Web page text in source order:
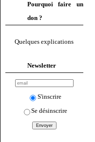
Pourquoi faire un
don ?
Quelques explications
Newsletter
S'inscrire
Se désinscrire